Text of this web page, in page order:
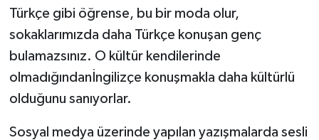
Türkçe gibi öğrense, bu bir moda olur,
sokaklarımızda daha Türkçe konuşan genç
bulamazsınız. O kültür kendilerinde
olmadığındanİngilizçe konuşmakla daha kültürlü
olduğunu sanıyorlar.
Sosyal medya üzerinde yapılan yazışmalarda sesli